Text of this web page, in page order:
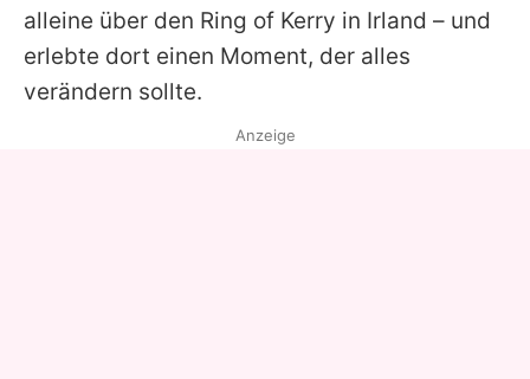
alleine über den Ring of Kerry in Irland – und
erlebte dort einen Moment, der alles
verändern sollte.
Anzeige